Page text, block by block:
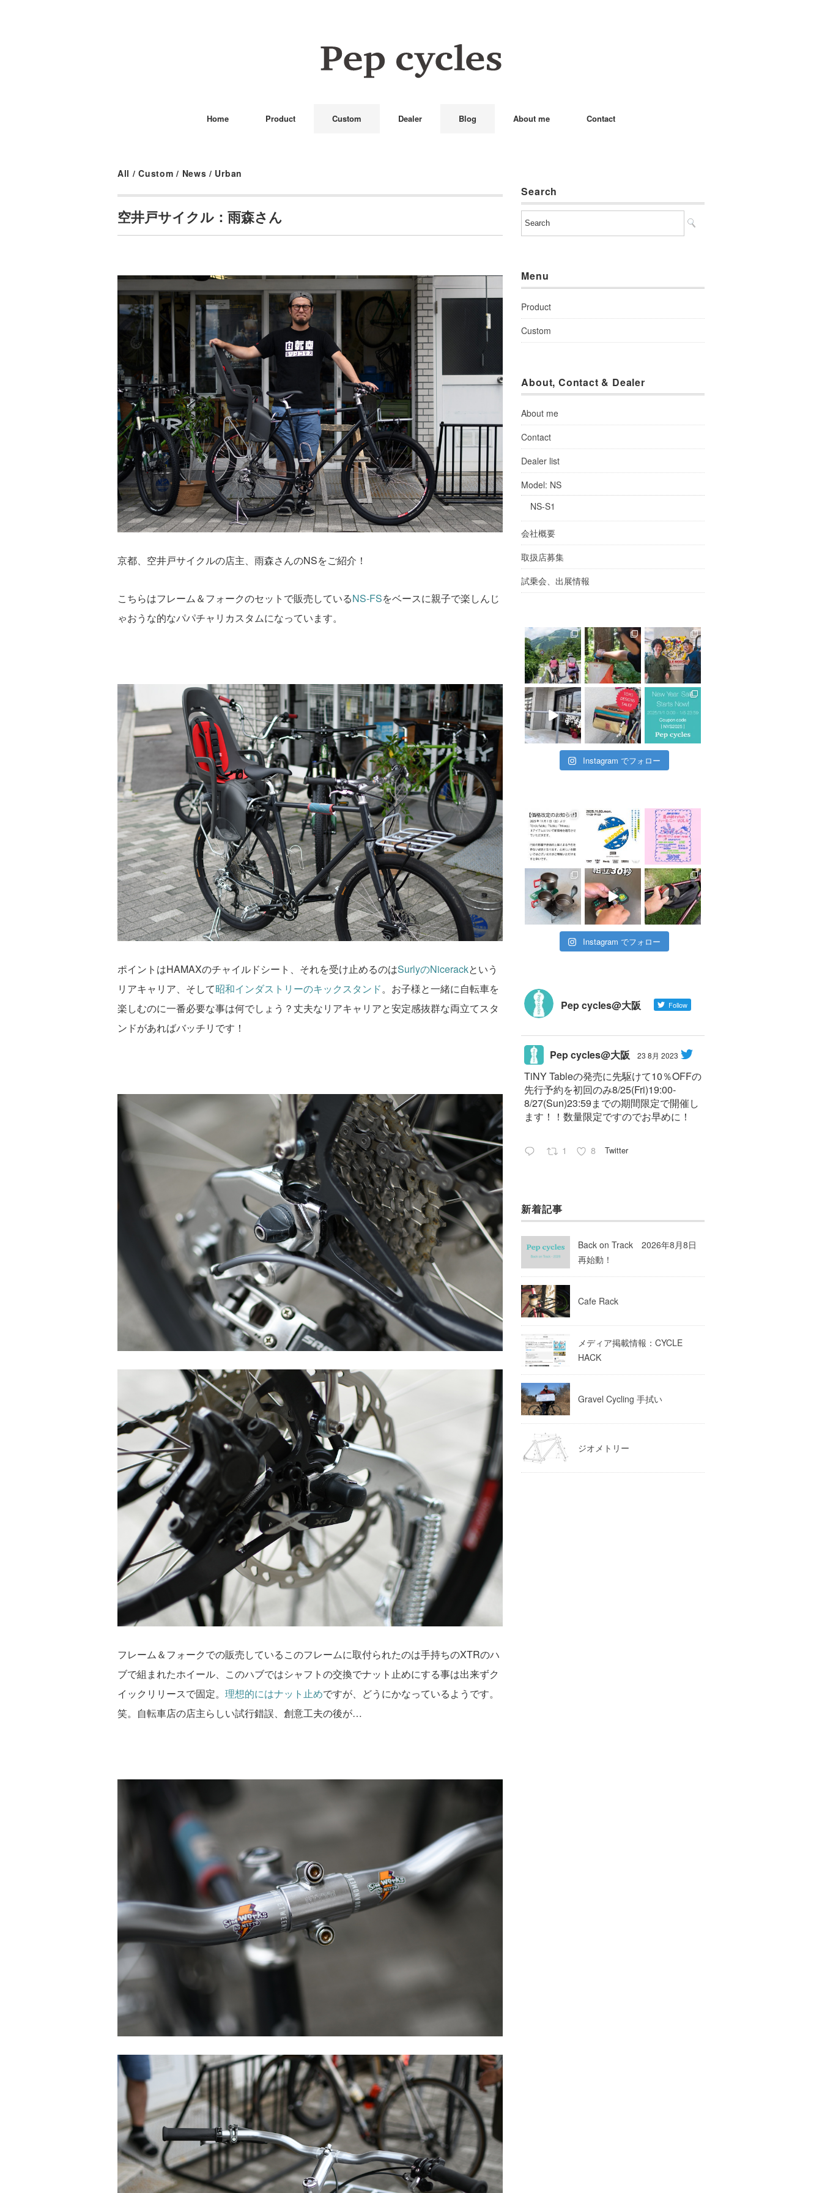
Home Product Custom Dealer Blog About me Contact
All /Custom / News / Urban
空井戸サイクル：雨森さん
京都、空井戸サイクルの店主、雨森さんのNSをご紹介！
こちらはフレーム＆フォークのセットで販売しているNS-FSをベースに親子で楽しんじ
ゃおうな的なパパチャリカスタムになっています。
ポイントはHAMAXのチャイルドシート、それを受け止めるのはSurlyのNicerackという
リアキャリア、そして昭和インダストリーのキックスタンド。お子様と一緒に自転車を
楽しむのに一番必要な事は何でしょう？丈夫なリアキャリアと安定感抜群な両立てスタ
ンドがあればバッチリです！
フレーム＆フォークでの販売しているこのフレームに取付られたのは手持ちのXTRのハ
ブで組まれたホイール、このハブではシャフトの交換でナット止めにする事は出来ずク
イックリリースで固定。 理想的にはナット止めですが、どうにかなっているようです。
笑。自転車店の店主らしい試行錯誤、創意工夫の後が…
Search
Menu
Product
Custom
About, Contact & Dealer
About me
Contact
Dealer list
Model: NS
NS-S1
会社概要
取扱店募集
試乗会、出展情報
Instagram でフォロー
Instagram でフォロー
Pep cycles@大阪 Follow
Pep cycles@大阪 23 8月 2023
TiNY Tableの発売に先駆けて10％OFFの
先行予約を初回のみ8/25(Fri)19:00-
8/27(Sun)23:59までの期間限定で開催し
ます！！数量限定ですのでお早めに！
1 8 Twitter
今週はお知らせがいっぱいあるのでチェ
ックしてて下さいね！
10 Twitter
Load More
新着記事
Back on Track 2026年8月8日
再始動！
Cafe Rack
メディア掲載情報：CYCLE
HACK
Gravel Cycling 手拭い
ジオメトリー